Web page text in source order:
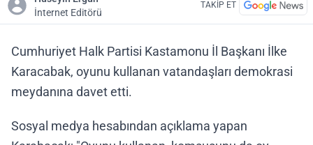
İnternet Editörü
TAKİP ET
Cumhuriyet Halk Partisi Kastamonu İl Başkanı İlke
Karacabak, oyunu kullanan vatandaşları demokrasi
meydanına davet etti.
Sosyal medya hesabından açıklama yapan